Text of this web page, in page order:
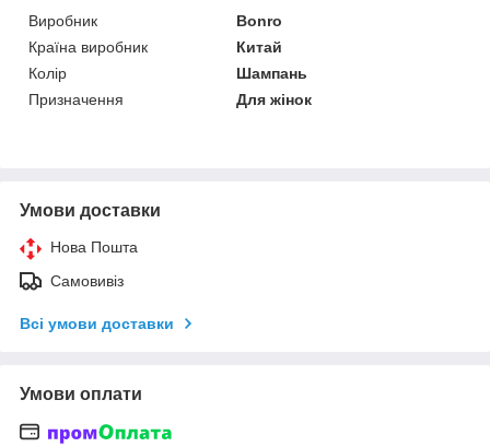
Виробник
Bonro
Країна виробник
Китай
Колір
Шампань
Призначення
Для жінок
Умови доставки
Нова Пошта
Самовивіз
Всі умови доставки
Умови оплати